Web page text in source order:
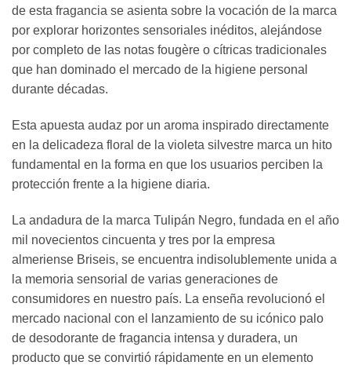
de esta fragancia se asienta sobre la vocación de la marca
por explorar horizontes sensoriales inéditos, alejándose
por completo de las notas fougère o cítricas tradicionales
que han dominado el mercado de la higiene personal
durante décadas.
Esta apuesta audaz por un aroma inspirado directamente
en la delicadeza floral de la violeta silvestre marca un hito
fundamental en la forma en que los usuarios perciben la
protección frente a la higiene diaria.
La andadura de la marca Tulipán Negro, fundada en el año
mil novecientos cincuenta y tres por la empresa
almeriense Briseis, se encuentra indisolublemente unida a
la memoria sensorial de varias generaciones de
consumidores en nuestro país. La enseña revolucionó el
mercado nacional con el lanzamiento de su icónico palo
de desodorante de fragancia intensa y duradera, un
producto que se convirtió rápidamente en un elemento